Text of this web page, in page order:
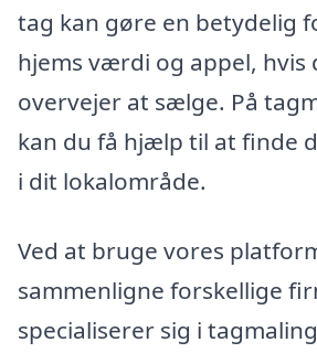
tag kan gøre en betydelig
hjems værdi og appel, hvis
overvejer at sælge. På
kan du få hjælp til at finde
i dit lokalområde.
Ved at bruge vores
sammenligne forskellige
specialiserer sig i